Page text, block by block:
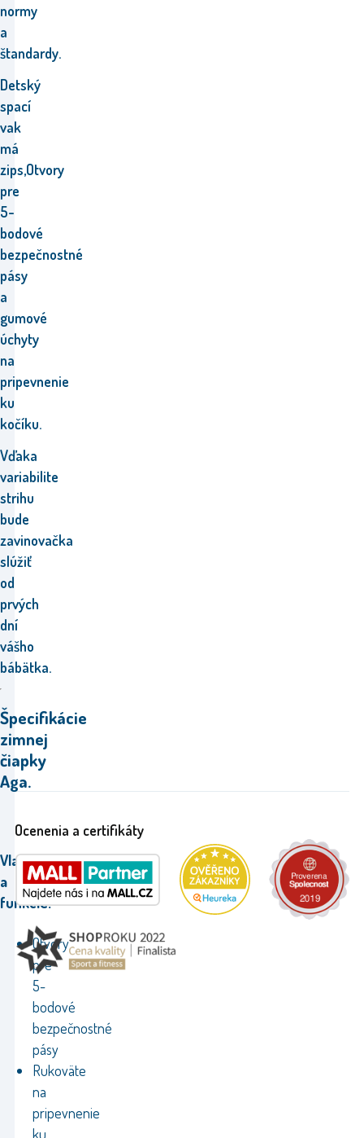
normy
a
štandardy.
Detský
spací
vak
má
zips,Otvory
pre
5-
bodové
bezpečnostné
pásy
a
gumové
úchyty
na
pripevnenie
ku
kočíku.
Vďaka
variabilite
strihu
bude
zavinovačka
slúžiť
od
prvých
dní
vášho
bábätka.
Špecifikácie
zimnej
čiapky
Aga.
Vlastnosti
a
funkcie:
Otvory
pre
5-
bodové
bezpečnostné
pásy
Rukoväte
na
pripevnenie
ku
Ocenenia a certifikáty